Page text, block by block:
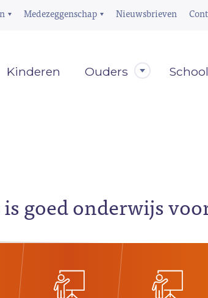
Medezeggenschap Nieuwsbrieven
Kinderen Ouders School
is goed onderwijs